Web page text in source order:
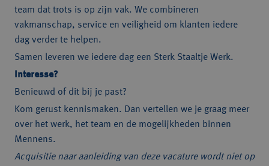
team dat trots is op zijn vak. We combineren
vakmanschap, service en veiligheid om klanten iedere
dag verder te helpen.
Samen leveren we iedere dag een Sterk Staaltje Werk.
Interesse?
Benieuwd of dit bij je past?
Kom gerust kennismaken. Dan vertellen we je graag meer
over het werk, het team en de mogelijkheden binnen
Mennens.
Acquisitie naar aanleiding van deze vacature wordt niet op